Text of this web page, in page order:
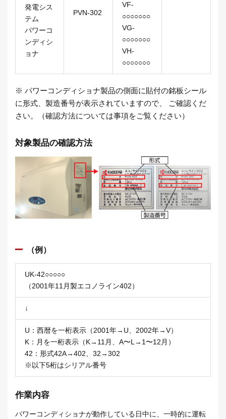
VF-
○○○○○○○
VG-
○○○○○○○
VH-
○○○○○○○
発電シス
テム
パワーコ
ンディシ
ョナ
PVN-302
※ パワーコンディショナ製品の側面に貼付の銘板シール
に形式、製造番号が表示されていますので、 ご確認くだ
さい。（確認方法については事項をご覧ください）
対象製品の確認方法
（例）
UK-42○○○○○
（2001年11月製エコノライン402）
↓
U：西暦を一桁表示（2001年→U、2002年→V）
K：月を一桁表示（K→11月、A〜L→1〜12月）
42：形式42A→402、32→302
※以下5桁はシリアル番号
作業内容
パワーコンディショナが動作している日中に、一時的に運転